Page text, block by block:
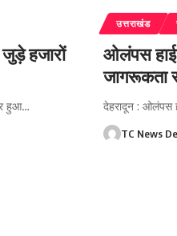
हजारों
हुआ…
उत्तराखंड
ओलंपस हाई
जागरूकता
देहरादून : ओलंपस
TC News